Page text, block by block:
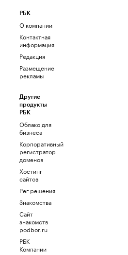
РБК
О компании
Контактная
информация
Редакция
Размещение
рекламы
Другие
продукты
РБК
Облако для
бизнеса
Корпоративный
регистратор
доменов
Хостинг
сайтов
Рег.решения
Знакомства
Сайт
знакомств
podbor.ru
РБК
Компании